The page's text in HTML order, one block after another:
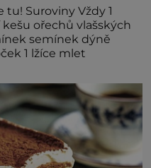
1
ořechů vlašských
semínek dýně
1 lžíce mlet